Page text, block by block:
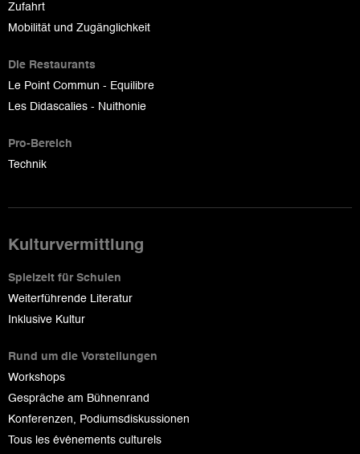
Zufahrt
Mobilität und Zugänglichkeit
Die Restaurants
Le Point Commun - Equilibre
Les Didascalies - Nuithonie
Pro-Bereich
Technik
Kulturvermittlung
Spielzeit für Schulen
Weiterführende Literatur
Inklusive Kultur
Rund um die Vorstellungen
Workshops
Gespräche am Bühnenrand
Konferenzen, Podiumsdiskussionen
Tous les événements culturels